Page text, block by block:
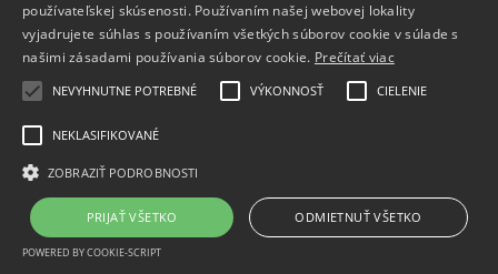
Náhradná náplň do guľôčkového pera PILOT
farba tuhy:zelená;Množstvo v balení:1 KS;Značka:Pilot;
Do 2 dní
1,06 €
používateľskej skúsenosti. Používaním našej webovej lokality
vyjadrujete súhlas s používaním všetkých súborov cookie v súlade s
našimi zásadami používania súborov cookie. Prečítať viac
NEVYHNUTNE POTREBNÉ VÝKONNOSŤ CIELENIE
NEKLASIFIKOVANÉ
ZOBRAZIŤ PODROBNOSTI
PRIJAŤ VŠETKO ODMIETNUŤ VŠETKO
POWERED BY COOKIE-SCRIPT